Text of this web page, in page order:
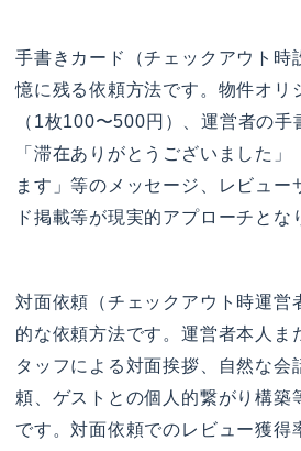
手書きカード（チェックアウト時
憶に残る依頼方法です。物件オリ
（1枚100〜500円）、運営者の手
「滞在ありがとうございました」
ます」等のメッセージ、レビュー
ド掲載等が現実的アプローチとな
対面依頼（チェックアウト時運営
的な依頼方法です。運営者本人ま
タッフによる対面挨拶、自然な会
頼、ゲストとの個人的繋がり構築
です。対面依頼でのレビュー獲得